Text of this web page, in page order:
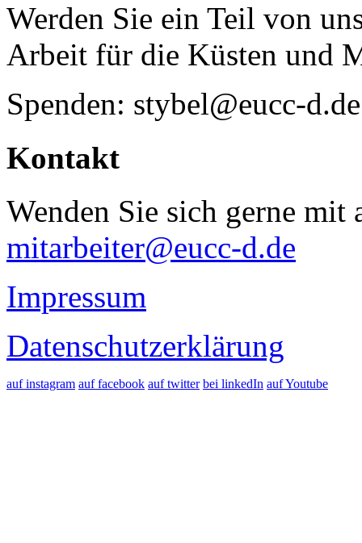
Werden Sie ein Teil von
Arbeit für die Küsten und
Spenden: stybel@eucc-d.de
Kontakt
Wenden Sie sich gerne mit
mitarbeiter@eucc-d.de
Impressum
Datenschutzerklärung
auf instagram auf facebook auf twitter bei linkedIn auf Youtube